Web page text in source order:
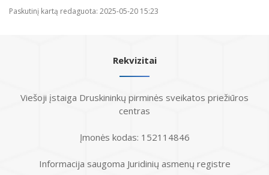
Paskutinį kartą redaguota: 2025-05-20 15:23
Rekvizitai
Viešoji įstaiga Druskininkų pirminės sveikatos priežiūros
centras
Įmonės kodas: 152114846
Informacija saugoma Juridinių asmenų registre